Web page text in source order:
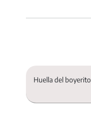
Huella del boyerito